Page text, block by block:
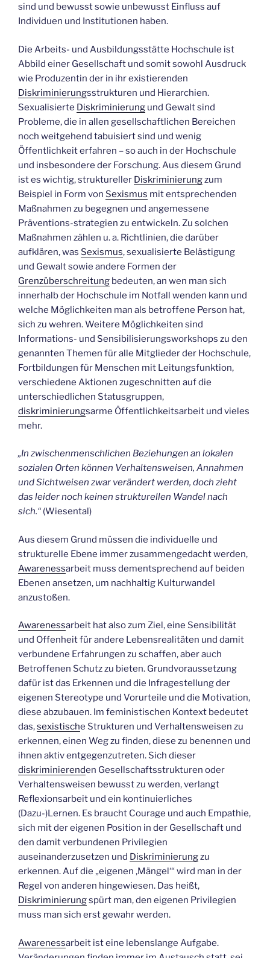
sind und bewusst sowie unbewusst Einfluss auf
Individuen und Institutionen haben.
Die Arbeits- und Ausbildungsstätte Hochschule ist
Abbild einer Gesellschaft und somit sowohl Ausdruck
wie Produzentin der in ihr existierenden
Diskriminierungsstrukturen und Hierarchien.
Sexualisierte Diskriminierung und Gewalt sind
Probleme, die in allen gesellschaftlichen Bereichen
noch weitgehend tabuisiert sind und wenig
Öffentlichkeit erfahren – so auch in der Hochschule
und insbesondere der Forschung. Aus diesem Grund
ist es wichtig, struktureller Diskriminierungzum
Beispiel in Form von Sexismus mit entsprechenden
Maßnahmen zu begegnen und angemessene
Präventions-strategien zu entwickeln. Zu solchen
Maßnahmen zählen u. a. Richtlinien, die darüber
aufklären, was Sexismus, sexualisierte Belästigung
und Gewalt sowie andere Formen der
Grenzüberschreitung bedeuten, an wen man sich
innerhalb der Hochschule im Notfall wenden kann und
welche Möglichkeiten man als betroffene Person hat,
sich zu wehren. Weitere Möglichkeiten sind
Informations- und Sensibilisierungsworkshops zu den
genannten Themen für alle Mitglieder der Hochschule,
Fortbildungen für Menschen mit Leitungsfunktion,
verschiedene Aktionen zugeschnitten auf die
unterschiedlichen Statusgruppen,
diskriminierungsarme Öffentlichkeitsarbeit und vieles
mehr.
„In zwischenmenschlichen Beziehungen an lokalen
sozialen Orten können Verhaltensweisen, Annahmen
und Sichtweisen zwar verändert werden, doch zieht
das leider noch keinen strukturellen Wandel nach
sich.“ (Wiesental)
Aus diesem Grund müssen die individuelle und
strukturelle Ebene immer zusammengedacht werden,
Awarenessarbeit muss dementsprechend auf beiden
Ebenen ansetzen, um nachhaltig Kulturwandel
anzustoßen.
Awarenessarbeit hat also zum Ziel, eine Sensibilität
und Offenheit für andere Lebensrealitäten und damit
verbundene Erfahrungen zu schaffen, aber auch
Betroffenen Schutz zu bieten. Grundvoraussetzung
dafür ist das Erkennen und die Infragestellung der
eigenen Stereotype und Vorurteile und die Motivation,
diese abzubauen. Im feministischen Kontext bedeutet
das,sexistische Strukturen und Verhaltensweisen zu
erkennen, einen Weg zu finden, diese zu benennen und
ihnen aktiv entgegenzutreten. Sich dieser
diskriminierenden Gesellschaftsstrukturen oder
Verhaltensweisen bewusst zu werden, verlangt
Reflexionsarbeit und ein kontinuierliches
(Dazu-)Lernen. Es braucht Courage und auch Empathie,
sich mit der eigenen Position in der Gesellschaft und
den damit verbundenen Privilegien
auseinanderzusetzen und Diskriminierungzu
erkennen. Auf die „eigenen ‚Mängel‘“ wird man in der
Regel von anderen hingewiesen. Das heißt,
Diskriminierungspürt man, den eigenen Privilegien
muss man sich erst gewahr werden.
Awarenessarbeit ist eine lebenslange Aufgabe.